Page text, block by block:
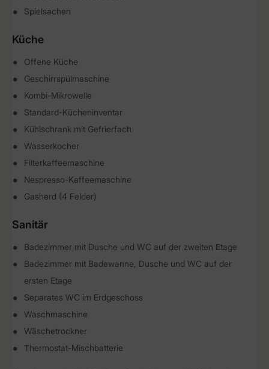
Spielsachen
Küche
Offene Küche
Geschirrspülmaschine
Kombi-Mikrowelle
Standard-Kücheninventar
Kühlschrank mit Gefrierfach
Wasserkocher
Filterkaffeemaschine
Nespresso-Kaffeemaschine
Gasherd (4 Felder)
Sanitär
Badezimmer mit Dusche und WC auf der zweiten Etage
Badezimmer mit Badewanne, Dusche und WC auf der
ersten Etage
Separates WC im Erdgeschoss
Waschmaschine
Wäschetrockner
Thermostat-Mischbatterie